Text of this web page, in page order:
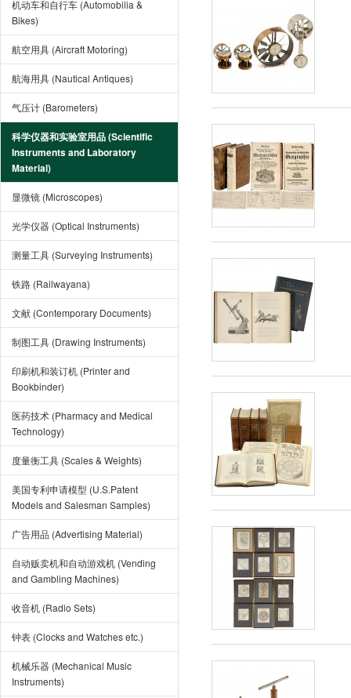
机动车和自行车 (Automobilia &
Bikes)
航空用具 (Aircraft Motoring)
航海用具 (Nautical Antiques)
气压计 (Barometers)
科学仪器和实验室用品 (Scientific
Instruments and Laboratory
Material)
显微镜 (Microscopes)
光学仪器 (Optical Instruments)
测量工具 (Surveying Instruments)
铁路 (Railwayana)
文献 (Contemporary Documents)
制图工具 (Drawing Instruments)
印刷机和装订机 (Printer and
Bookbinder)
医药技术 (Pharmacy and Medical
Technology)
度量衡工具 (Scales & Weights)
美国专利申请模型 (U.S.Patent
Models and Salesman Samples)
广告用品 (Advertising Material)
自动贩卖机和自动游戏机 (Vending
and Gambling Machines)
收音机 (Radio Sets)
钟表 (Clocks and Watches etc.)
机械乐器 (Mechanical Music
Instruments)